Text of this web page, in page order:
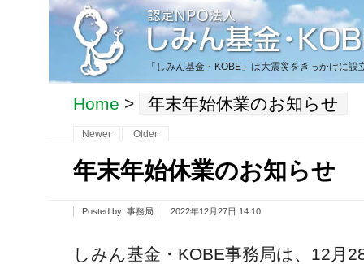
「しみん基金・KOBE」は大震災をきっかけに
Home > 年末年始休業のお知らせ
Newer Older
年末年始休業のお知らせ
Posted by: 事務局 2022年12月27日 14:10
しみん基金・KOBE事務局は、12月